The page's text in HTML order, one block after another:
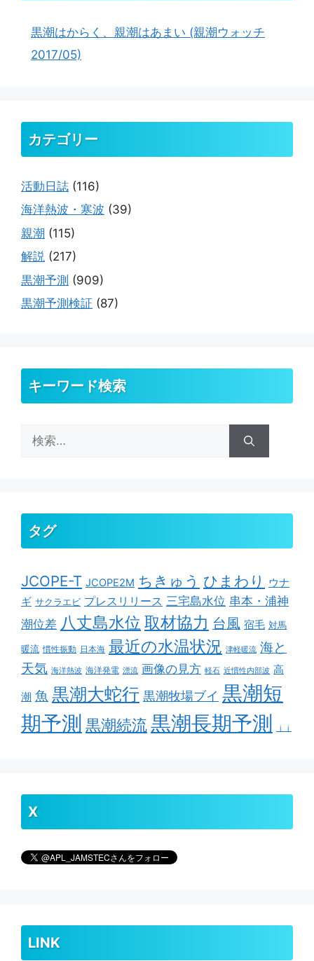
黒潮はからく、親潮はあまい (親潮ウォッチ
2017/05)
カテゴリー
活動日誌 (116)
海洋熱波・寒波 (39)
親潮 (115)
解説 (217)
黒潮予測 (909)
黒潮予測検証 (87)
キーワード検索
索:
タグ
JCOPE-T JCOPE2M ちきゅう ひまわり
ウナ
ギ サクラエビ プレスリリース 三宅島水位 串本・浦神
潮位差 八丈島水位 取材協力 台風 宿毛 対馬
暖流 慣性振動 日本海 最近の水温状況 津軽暖流 海と
天気 海洋熱波 海洋発電 漂流 画像の見方 軽石 近慣性内部波 高
潮 魚 黒潮大蛇行 黒潮牧場ブイ 黒潮短
期予測 黒潮続流黒潮長期予測 ｊｊ
X
LINK